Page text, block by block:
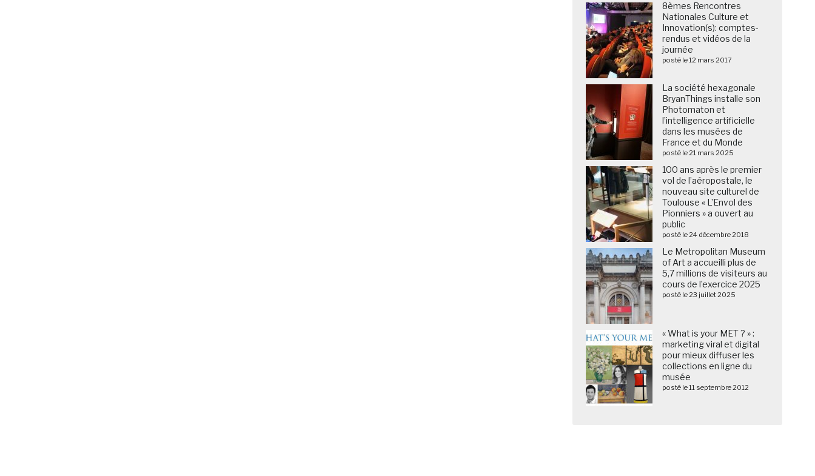
8èmes Rencontres
Nationales Culture et
Innovation(s): comptes-
rendus et vidéos de la
journée
posté le 12 mars 2017
La société hexagonale
BryanThings installe son
Photomaton et
l’intelligence artificielle
dans les musées de
France et du Monde
posté le 21 mars 2025
100 ans après le premier
vol de l’aéropostale, le
nouveau site culturel de
Toulouse « L’Envol des
Pionniers » a ouvert au
public
posté le 24 décembre 2018
Le Metropolitan Museum
of Art a accueilli plus de
5,7 millions de visiteurs au
cours de l’exercice 2025
posté le 23 juillet 2025
« What is your MET ? » :
marketing viral et digital
pour mieux diffuser les
collections en ligne du
musée
posté le 11 septembre 2012